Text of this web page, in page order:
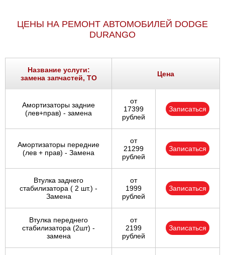
ЦЕНЫ НА РЕМОНТ АВТОМОБИЛЕЙ DODGE
DURANGO
Название услуги:
замена запчастей, ТО
Цена
Амортизаторы задние
(лев+прав) - замена
от
17399
рублей
Записаться
Амортизаторы передние
(лев + прав) - Замена
от
21299
рублей
Записаться
Втулка заднего
стабилизатора ( 2 шт.) -
Замена
от
1999
рублей
Записаться
Втулка переднего
стабилизатора (2шт) -
замена
от
2199
рублей
Записаться